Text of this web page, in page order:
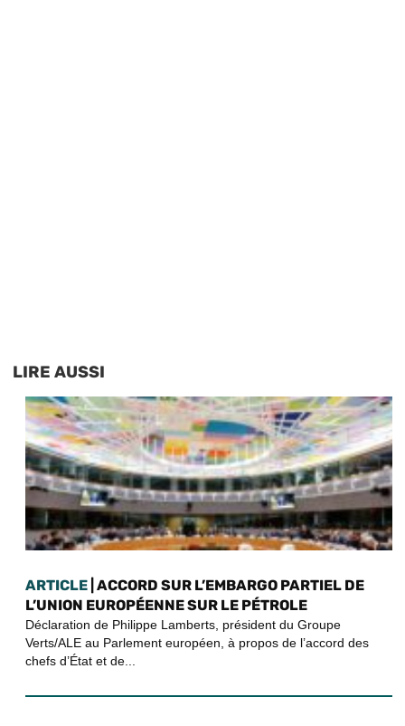
LIRE AUSSI
ARTICLE | ACCORD SUR L’EMBARGO PARTIEL DE
L’UNION EUROPÉENNE SUR LE PÉTROLE
Déclaration de Philippe Lamberts, président du Groupe
Verts/ALE au Parlement européen, à propos de l’accord des
chefs d’État et de...